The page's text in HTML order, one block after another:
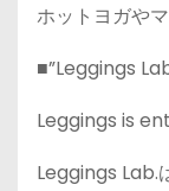
ホットヨガや
■”Leggings
Leggings is
Leggings Lab.